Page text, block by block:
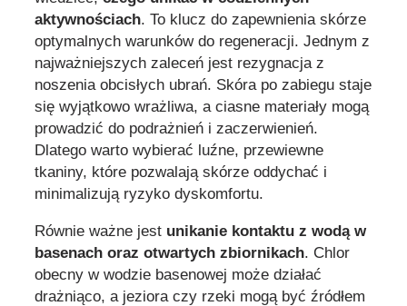
aktywnościach. To klucz do zapewnienia skórze
optymalnych warunków do regeneracji. Jednym z
najważniejszych zaleceń jest rezygnacja z
noszenia obcisłych ubrań. Skóra po zabiegu staje
się wyjątkowo wrażliwa, a ciasne materiały mogą
prowadzić do podrażnień i zaczerwienień.
Dlatego warto wybierać luźne, przewiewne
tkaniny, które pozwalają skórze oddychać i
minimalizują ryzyko dyskomfortu.
Równie ważne jest unikanie kontaktu z wodą w
basenach oraz otwartych zbiornikach. Chlor
obecny w wodzie basenowej może działać
drażniąco, a jeziora czy rzeki mogą być źródłem